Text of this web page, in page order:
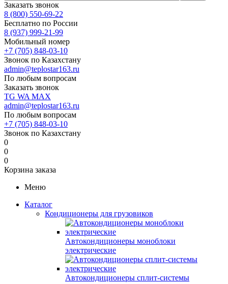
Заказать звонок
8 (800) 550-69-22
Бесплатно по России
8 (937) 999-21-99
Мобильный номер
+7 (705) 848-03-10
Звонок по Казахстану
admin@teplostar163.ru
По любым вопросам
Заказать звонок
TG WA MAX
admin@teplostar163.ru
По любым вопросам
+7 (705) 848-03-10
Звонок по Казахстану
0
0
0
Корзина заказа
Меню
Каталог
Кондиционеры для грузовиков
Автокондиционеры моноблоки
электрические
Автокондиционеры сплит-системы